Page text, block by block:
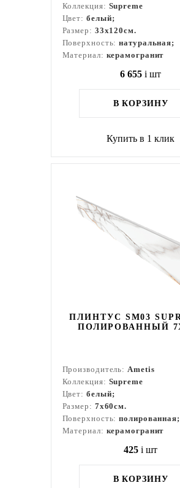
Коллекция: Supreme
Цвет: белый;
Размер: 33x120см.
Поверхность:натуральная;
Материал: керамогранит
6 655 i шт
В КОРЗИНУ
Купить в 1 клик
ПЛИНТУС SM03
ПОЛИРОВАННЫЙ
Производитель:Ametis
Коллекция: Supreme
Цвет: белый;
Размер: 7x60см.
Поверхность:полированная;
Материал: керамогранит
425 i шт
В КОРЗИНУ